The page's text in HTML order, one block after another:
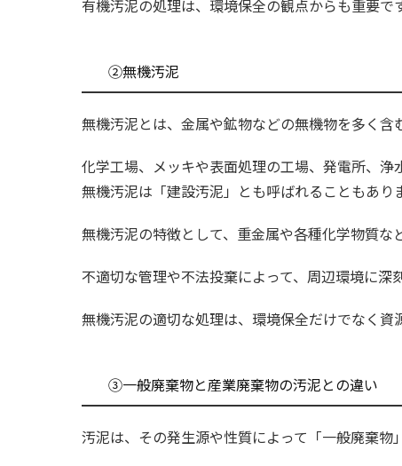
有機汚泥の処理は、環境保全の観点からも重要で
②無機汚泥
無機汚泥とは、金属や鉱物などの無機物を多く含
化学工場、メッキや表面処理の工場、発電所、
無機汚泥は「建設汚泥」とも呼ばれることもあり
無機汚泥の特徴として、重金属や各種化学物質な
不適切な管理や不法投棄によって、周辺環境に深
無機汚泥の適切な処理は、環境保全だけでなく資
③一般廃棄物と産業廃棄物の汚泥との違い
汚泥は、その発生源や性質によって「一般廃棄物